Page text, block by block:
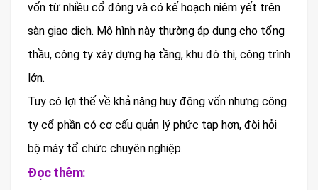
vốn từ nhiều cổ đông và có kế hoạch niêm yết trên
sàn giao dịch. Mô hình này thường áp dụng cho tổng
thầu, công ty xây dựng hạ tầng, khu đô thị, công trình
lớn.
Tuy có lợi thế về khả năng huy động vốn nhưng công
ty cổ phần có cơ cấu quản lý phức tạp hơn, đòi hỏi
bộ máy tổ chức chuyên nghiệp.
Đọc thêm: